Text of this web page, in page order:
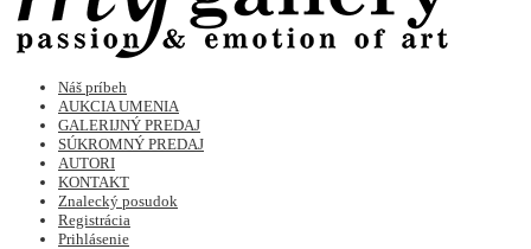
Náš príbeh
AUKCIA UMENIA
GALERIJNÝ PREDAJ
SÚKROMNÝ PREDAJ
AUTORI
KONTAKT
Znalecký posudok
Registrácia
Prihlásenie